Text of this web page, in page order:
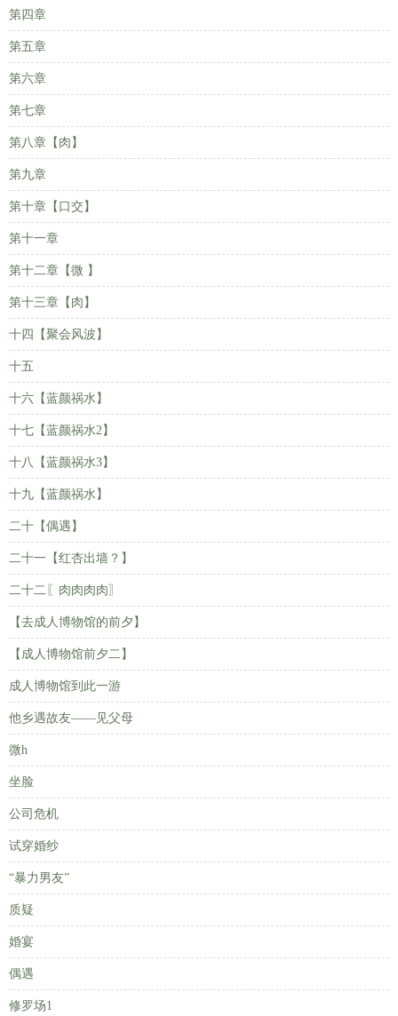
第四章
第五章
第六章
第七章
第八章【肉】
第九章
第十章【口交】
第十一章
第十二章【微 】
第十三章【肉】
十四【聚会风波】
十五
十六【蓝颜祸水】
十七【蓝颜祸水2】
十八【蓝颜祸水3】
十九【蓝颜祸水】
二十【偶遇】
二十一【红杏出墙？】
二十二〖肉肉肉肉〗
【去成人博物馆的前夕】
【成人博物馆前夕二】
成人博物馆到此一游
他乡遇故友——见父母
微h
坐脸
公司危机
试穿婚纱
“暴力男友”
质疑
婚宴
偶遇
修罗场1